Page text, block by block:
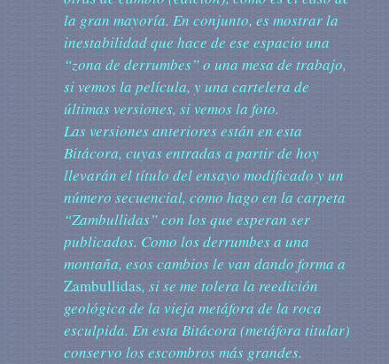
la gran mayoría. En conjunto, es mostrar la
inestabilidad que hace de ese espacio una
“zona de derrumbes” o una mesa de trabajo,
si vemos la película, y una cartelera de
últimas versiones, si vemos la foto.
Las versiones anteriores están en esta
Bitácora, cuyas entradas a partir de hoy
llevarán el título del ensayo modificado y un
número secuencial, como hago en la carpeta
“Zambullidas” con los que esperan ser
publicados. Como los derrumbes a una
montaña, esos cambios le van dando forma a
Zambullidas, si se me tolera la reedición
geológica de la vieja metáfora de la roca
esculpida. En esta Bitácora (metáfora titular)
conservo los escombros más grandes.